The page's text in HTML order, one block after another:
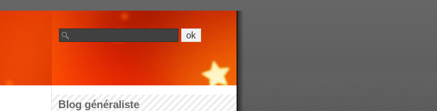
Blog généraliste